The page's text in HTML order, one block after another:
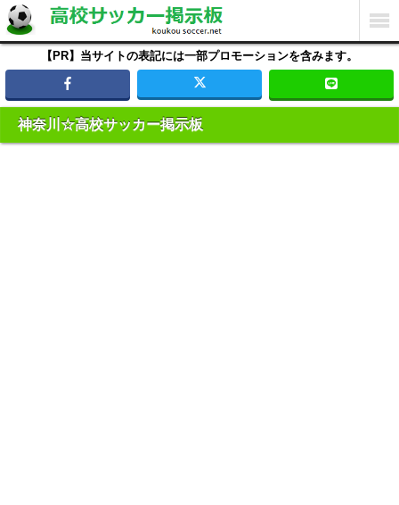
【PR】当サイトの表記には一部プロモーションを含みます。
神奈川☆高校サッカー掲示板